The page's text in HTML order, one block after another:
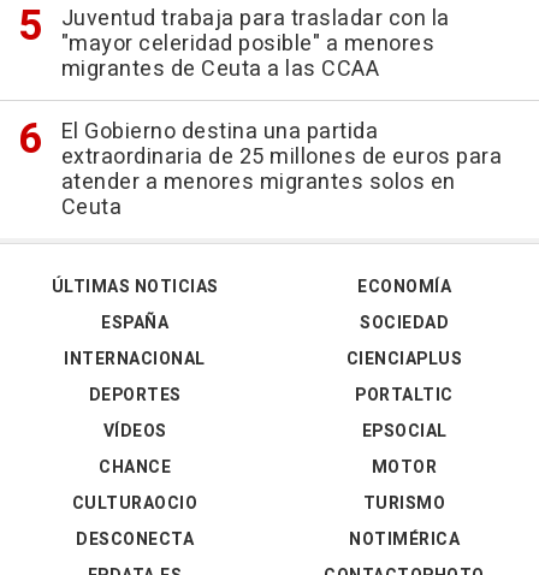
Juventud trabaja para trasladar con la
"mayor celeridad posible" a menores
migrantes de Ceuta a las CCAA
El Gobierno destina una partida
extraordinaria de 25 millones de euros para
atender a menores migrantes solos en
Ceuta
ÚLTIMAS NOTICIAS
ESPAÑA
INTERNACIONAL
DEPORTES
VÍDEOS
ECONOMÍA
SOCIEDAD
CIENCIAPLUS
PORTALTIC
EPSOCIAL
CHANCE
CULTURAOCIO
DESCONECTA
MOTOR
TURISMO
NOTIMÉRICA